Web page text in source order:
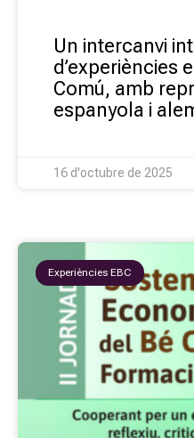
Un intercanvi
d’experiències
Comú, amb
espanyola i
16 d'octubre de 2025
Experiències EBC